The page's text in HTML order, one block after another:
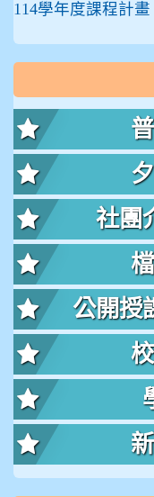
114學年度課程計畫
社團
公開授